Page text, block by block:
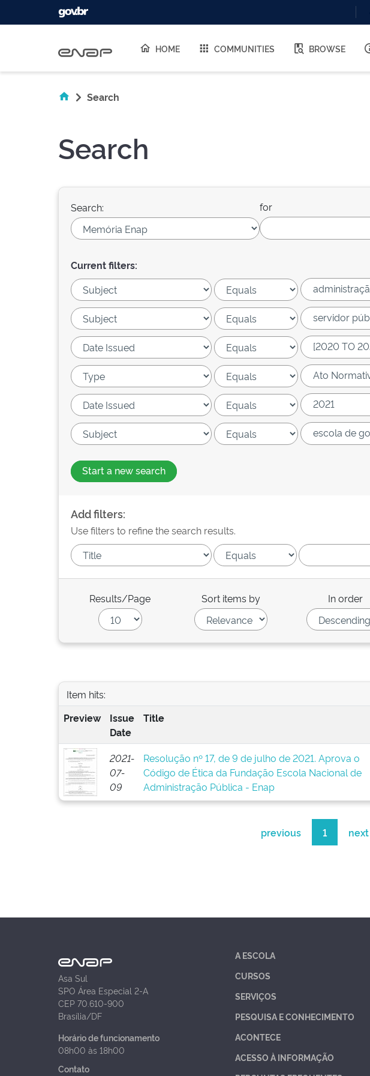
HOME COMMUNITIES BROWSE
Search
Search
Search: for
Current filters:
Start a new search
Add filters:
Use filters to refine the search results.
Results/Page Sort items by In order
Item hits:
Preview
Issue
Date
Title
2021-
07-
09
Resolução nº 17, de 9 de julho de 2021. Aprova o
Código de Ética da Fundação Escola Nacional de
Administração Pública - Enap
previous 1 next
Asa Sul
SPO Área Especial 2-A
CEP 70.610-900
Brasília/DF
Horário de funcionamento
08h00 às 18h00
Contato
A ESCOLA
CURSOS
SERVIÇOS
PESQUISA E CONHECIMENTO
ACONTECE
ACESSO À INFORMAÇÃO